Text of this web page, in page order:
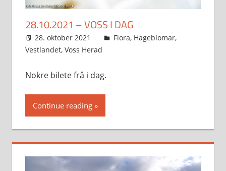
28.10.2021 – VOSS I DAG
28. oktober 2021 Svein
Flora, Hageblomar,
Vestlandet, Voss Herad
Nokre bilete frå i dag.
Continue reading